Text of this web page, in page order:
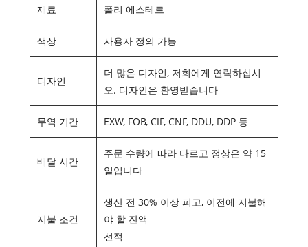
재료 폴리 에스테르
색상 사용자 정의 가능
디자인
더 많은 디자인, 저희에게 연락하십시
오. 디자인은 환영받습니다
무역 기간 EXW, FOB, CIF, CNF, DDU, DDP 등
배달 시간
주문 수량에 따라 다르고 정상은 약 15
일입니다
지불 조건
생산 전 30% 이상 피고, 이전에 지불해
야 할 잔액
선적